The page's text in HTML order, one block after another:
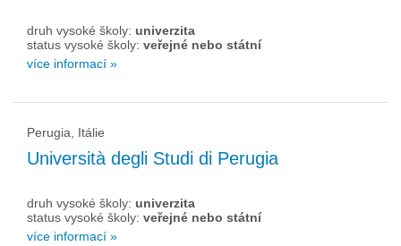
druh vysoké školy: univerzita
status vysoké školy: veřejné nebo státní
více informací »
Perugia, Itálie
Università degli Studi di Perugia
druh vysoké školy: univerzita
status vysoké školy: veřejné nebo státní
více informací »